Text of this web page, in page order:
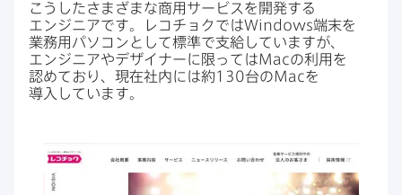
こうしたさまざまな​商用サービスを​開発する​
エンジニアです。​レコチョクではWindows端末を​
業務用パソコンと​して​標準で​支給していますが、​
エンジニアや​デザイナーに​限ってはMacの​利用を​
認めており、​現在社内には​約130台のMacを​
導入しています。